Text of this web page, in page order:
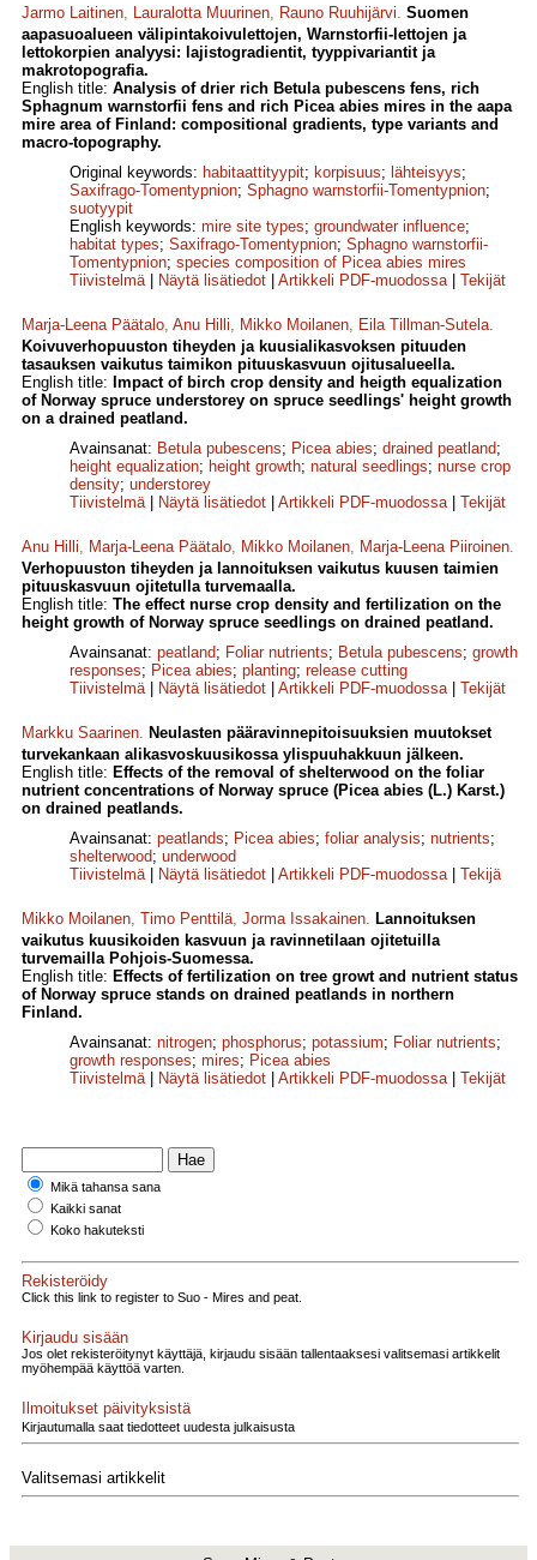
Jarmo Laitinen, Lauralotta Muurinen, Rauno Ruuhijärvi. Suomen
aapasuoalueen välipintakoivulettojen, Warnstorfii-lettojen ja
lettokorpien analyysi: lajistogradientit, tyyppivariantit ja
makrotopografia.
English title: Analysis of drier rich Betula pubescens fens, rich
Sphagnum warnstorfii fens and rich Picea abies mires in the aapa
mire area of Finland: compositional gradients, type variants and
macro-topography.
Original keywords: habitaattityypit; korpisuus; lähteisyys;
Saxifrago-Tomentypnion; Sphagno warnstorfii-Tomentypnion;
suotyypit
English keywords: mire site types; groundwater influence;
habitat types; Saxifrago-Tomentypnion; Sphagno warnstorfii-
Tomentypnion; species composition of Picea abies mires
Tiivistelmä| Näytä lisätiedot Artikkeli PDF-muodossa| Tekijät
Marja-Leena Päätalo, Anu Hilli, Mikko Moilanen, Eila Tillman-Sutela.
Koivuverhopuuston tiheyden ja kuusialikasvoksen pituuden
tasauksen vaikutus taimikon pituuskasvuun ojitusalueella.
English title: Impact of birch crop density and heigth equalization
of Norway spruce understorey on spruce seedlings' height growth
on a drained peatland.
Avainsanat: Betula pubescens; Picea abies; drained peatland;
height equalization; height growth; natural seedlings; nurse crop
density; understorey
Tiivistelmä| Näytä lisätiedot Artikkeli PDF-muodossa| Tekijät
Anu Hilli, Marja-Leena Päätalo, Mikko Moilanen, Marja-Leena Piiroinen.
Verhopuuston tiheyden ja lannoituksen vaikutus kuusen taimien
pituuskasvuun ojitetulla turvemaalla.
English title: The effect nurse crop density and fertilization on the
height growth of Norway spruce seedlings on drained peatland.
Avainsanat: peatland; Foliar nutrients; Betula pubescens; growth
responses; Picea abies; planting; release cutting
Tiivistelmä| Näytä lisätiedot Artikkeli PDF-muodossa| Tekijät
Markku Saarinen. Neulasten pääravinnepitoisuuksien muutokset
turvekankaan alikasvoskuusikossa ylispuuhakkuun jälkeen.
English title: Effects of the removal of shelterwood on the foliar
nutrient concentrations of Norway spruce (Picea abies (L.) Karst.)
on drained peatlands.
Avainsanat: peatlands; Picea abies; foliar analysis; nutrients;
shelterwood; underwood
Tiivistelmä| Näytä lisätiedot Artikkeli PDF-muodossa| Tekijä
Mikko Moilanen, Timo Penttilä, Jorma Issakainen. Lannoituksen
vaikutus kuusikoiden kasvuun ja ravinnetilaan ojitetuilla
turvemailla Pohjois-Suomessa.
English title: Effects of fertilization on tree growt and nutrient status
of Norway spruce stands on drained peatlands in northern
Finland.
Avainsanat: nitrogen; phosphorus; potassium; Foliar nutrients;
growth responses; mires; Picea abies
Tiivistelmä| Näytä lisätiedot Artikkeli PDF-muodossa| Tekijät
Mikä tahansa sana
Kaikki sanat
Koko hakuteksti
Rekisteröidy
Click this link to register to Suo - Mires and peat.
Kirjaudu sisään
Jos olet rekisteröitynyt käyttäjä, kirjaudu sisään tallentaaksesi valitsemasi artikkelit
myöhempää käyttöä varten.
Ilmoitukset päivityksistä
Kirjautumalla saat tiedotteet uudesta julkaisusta
Valitsemasi artikkelit